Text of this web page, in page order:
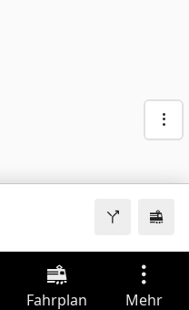
Fahrplan Mehr